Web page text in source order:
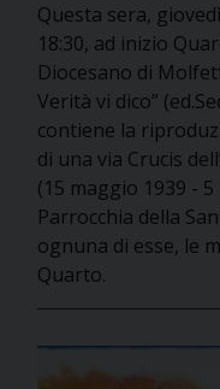
Questa sera,
18:30, ad inizio
Diocesano di
Verità vi dico”
contiene la
di una via Crucis
(15 maggio 1939 -
Parrocchia della
ognuna di esse, le
Quarto.